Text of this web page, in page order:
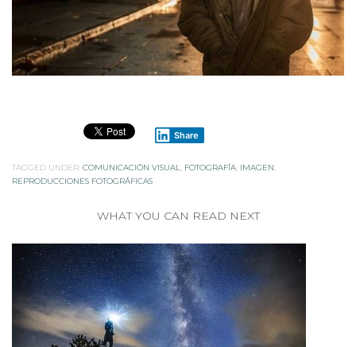
Share
TAGGED UNDER: COMUNICACIÓN VISUAL FOTOGRAFÍA IMAGEN
REPRODUCCIONES FOTOGRÁFICAS
WHAT YOU CAN READ NEXT